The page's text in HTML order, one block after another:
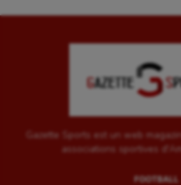
Gazette Sports est un web
associations sportives
FOOTBALL